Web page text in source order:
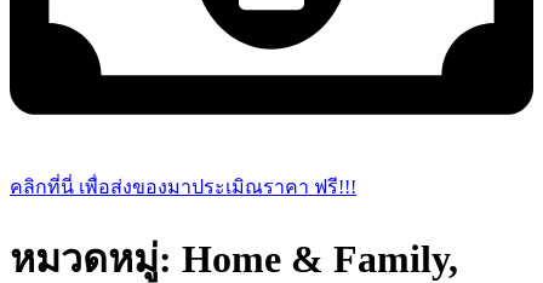
คลิกที่นี่ เพื่อส่งของมาประเมิณราคา ฟรี!!!
หมวดหมู่: Home & Family,